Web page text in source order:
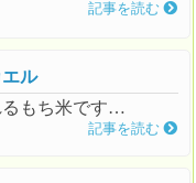
記事を読む
ル
るもち米です…
記事を読む